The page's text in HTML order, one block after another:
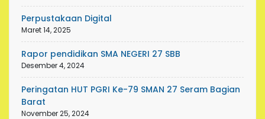
Perpustakaan Digital
Maret 14, 2025
Rapor pendidikan SMA NEGERI 27 SBB
Desember 4, 2024
Peringatan HUT PGRI Ke-79 SMAN 27 Seram Bagian
Barat
November 25, 2024